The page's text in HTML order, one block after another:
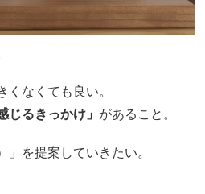
くなくても良い。
じるきっかけ」 があること。
」を提案していきたい。